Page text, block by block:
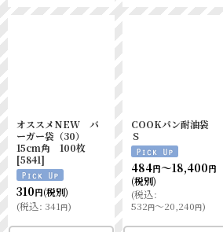
オススメNEW バ
ーガー袋（30）
15cm角 100枚
[5841]
310円(税別)
(税込: 341円)
COOKパン耐油袋
Ｓ
484円～18,400円
(税別)
(税込:
532円～20,240円)